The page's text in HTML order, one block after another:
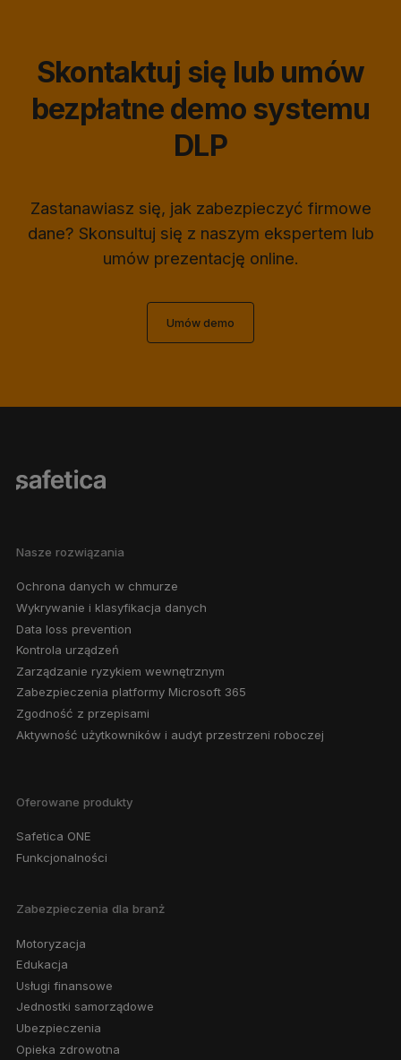
Skontaktuj się lub umów
bezpłatne demo systemu
DLP
Zastanawiasz się, jak zabezpieczyć firmowe
dane? Skonsultuj się z naszym ekspertem lub
umów prezentację online.
Umów demo
Nasze rozwiązania
Ochrona danych w chmurze
Wykrywanie i klasyfikacja danych
Data loss prevention
Kontrola urządzeń
Zarządzanie ryzykiem wewnętrznym
Zabezpieczenia platformy Microsoft 365
Zgodność z przepisami
Aktywność użytkowników i audyt przestrzeni roboczej
Oferowane produkty
Safetica ONE
Funkcjonalności
Zabezpieczenia dla branż
Motoryzacja
Edukacja
Usługi finansowe
Jednostki samorządowe
Ubezpieczenia
Opieka zdrowotna